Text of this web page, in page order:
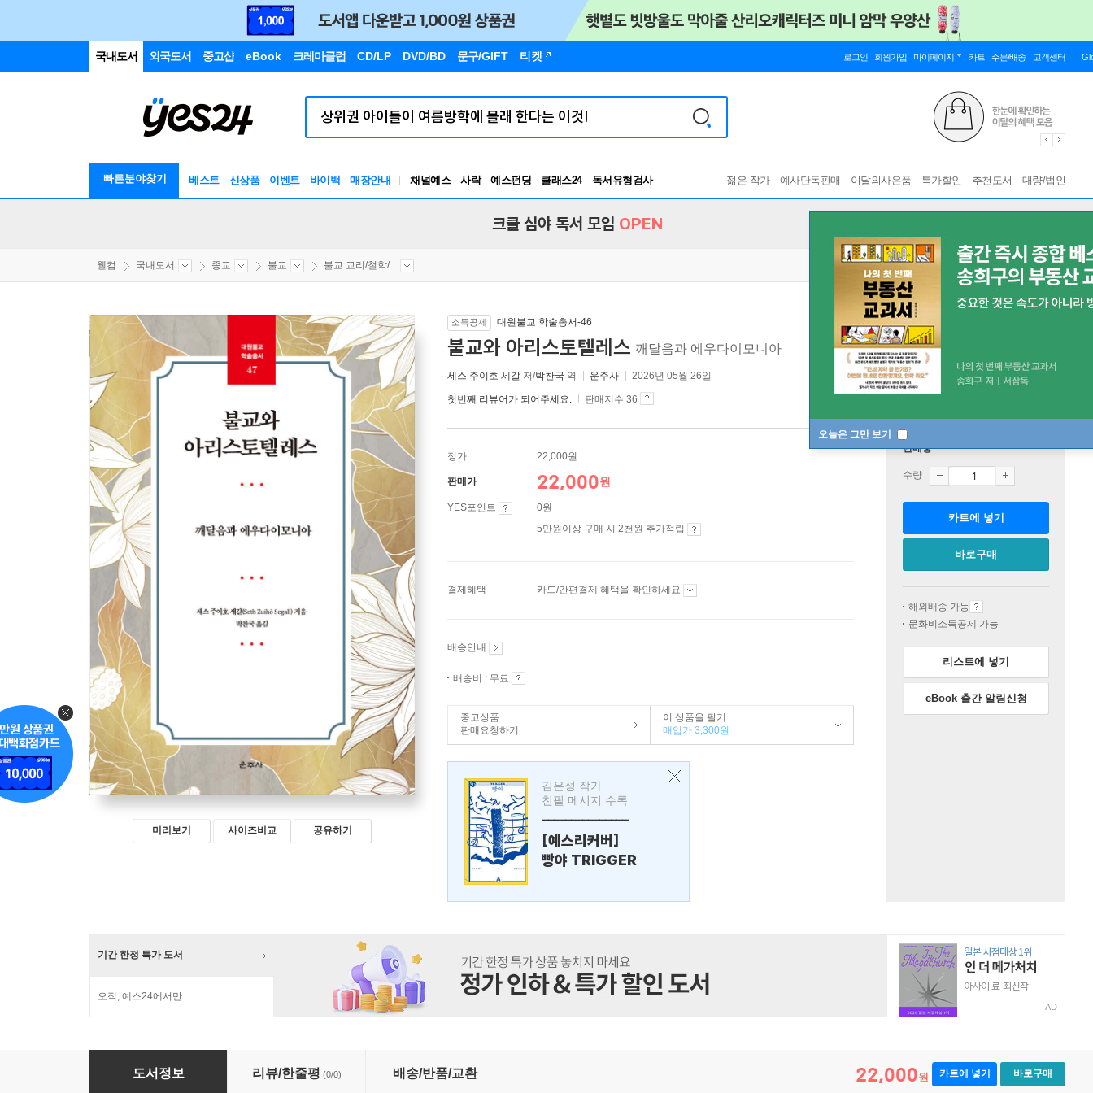
국내도서 외국도서 중고샵 eBook 크레마클럽 CD/LP DVD/BD 문구/GIFT 티켓 로그인 회원가입 마이페이지 카트 주문/배송 고객센터
빠른분야찾기 베스트 신상품 이벤트 바이백 매장안내 채널예스 사락 예스펀딩 클래스24
독서유형검사
RBTI Lab
젊은 작가 예사단독판매 이달의사은품 특가할인 추천도서 대량/법인
오늘은 그만 보기
크클 심야 독서 모임 OPEN
웰컴 국내도서 종교 불교 불교 교리/철학/...
미리보기 사이즈비교 공유하기
소득공제 대원불교 학술총서-46
불교와 아리스토텔레스 깨달음과 에우다이모니아
세스 주이호 세갈 저/박찬국 역 운주사 2026년 05월 26일
첫번째 리뷰어가 되어주세요. 판매지수 36
정가 22,000원
판매가 22,000원
YES포인트
0원
5만원이상 구매 시 2천원 추가적립
결제혜택 카드/간편결제 혜택을 확인하세요
배송안내
배송비 : 무료
중고상품
판매요청하기
이 상품을 팔기
매입가 3,300원
김은성 작가
친필 메시지 수록
---------------
[예스리커버]
빵야 TRIGGER
판매중
수량
카트에 넣기
바로구매
해외배송 가능
문화비소득공제 가능
리스트에 넣기
eBook 출간 알림신청
기간 한정 특가 도서
오직, 예스24에서만
AD
불교와 아리스토텔레스
도서정보 리뷰/한줄평 (0/0) 배송/반품/교환 22,000원 카트에 넣기 바로구매